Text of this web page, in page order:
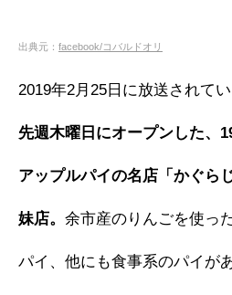
出典元： facebook/コバルドオリ
2019年2月25日に放送されてい
先週木曜日にオープンした、
アップルパイの名店「かぐら
妹店。 余市産のりんごを使っ
パイ、他にも食事系のパイが